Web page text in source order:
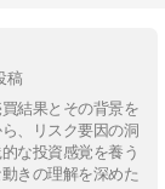
稿
結果とその背景を
、リスク要因の洞
な投資感覚を養う
きの理解を深めた